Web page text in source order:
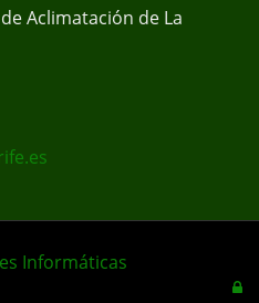
Aclimatación de La
Informáticas